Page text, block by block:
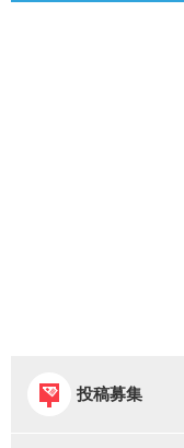
投稿募集